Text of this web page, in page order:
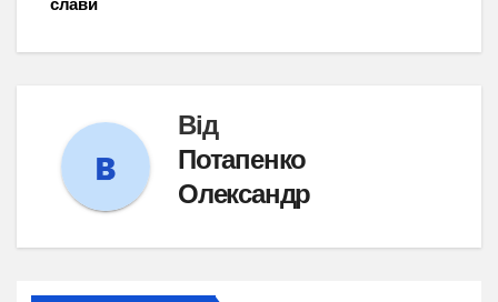
слави
Від
Потапенко
Олександр